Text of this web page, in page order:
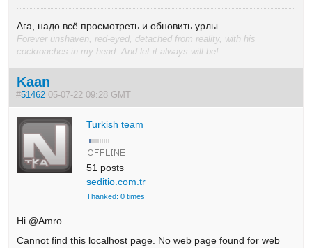
Ага, надо всё просмотреть и обновить урлы.
Forever unshaven, red-eyed, detached from reality, with his
cockroaches in my head. And let it always will be!
Kaan
#51462 05-07-22 09:28 GMT
Turkish team
51 posts
seditio.com.tr
Thanked: 0 times
Hi @Amro
Cannot find this localhost page. No web page found for web